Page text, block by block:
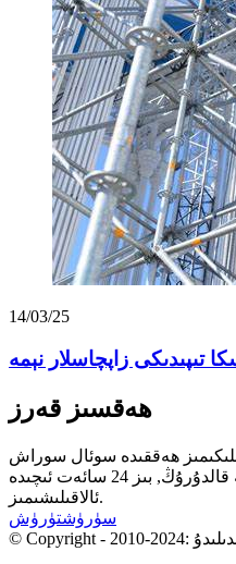
14/03/25
ھەقسىز قەرز
ھەققىدە سوئال سوراش
ئۈچۈن ئېلېكترونلۇق خەتنى بىزگە قالدۇرۇڭ, بىز 24 سائەت ئىچىدە
ئالاقىلىشىمىز.
سۈرۈشتۈرۈش